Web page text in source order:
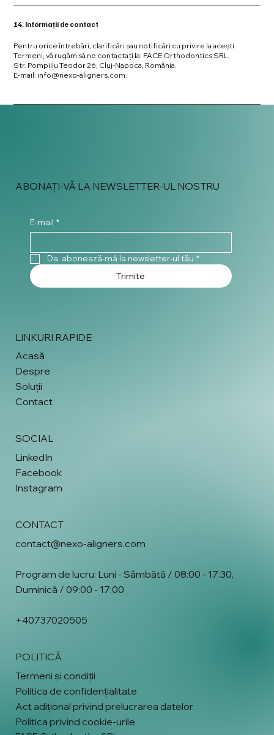
14. Informații de contact
Pentru orice întrebări, clarificări sau notificări cu privire la acești
Termeni, vă rugăm să ne contactați la: FACE Orthodontics SRL,
Str. Pompiliu Teodor 26, Cluj-Napoca, România.
E-mail:info@nexo-aligners.com.
ABONAȚI-VĂ LA NEWSLETTER-UL NOSTRU
E-mail *
Da, abonează-mă la newsletter-ul tău *
Trimite
LINKURI RAPIDE
Acasă
Despre
Soluții
Contact
SOCIAL
LinkedIn
Facebook
Instagram
CONTACT
contact@nexo-aligners.com
Program de lucru: Luni - Sâmbătă / 08:00 - 17:30,
Duminică / 09:00 - 17:00
+40737020505
POLITICĂ
Termeni și condiții
Politica de confidențialitate
Act adițional privind prelucrarea datelor
Politica privind cookie-urile